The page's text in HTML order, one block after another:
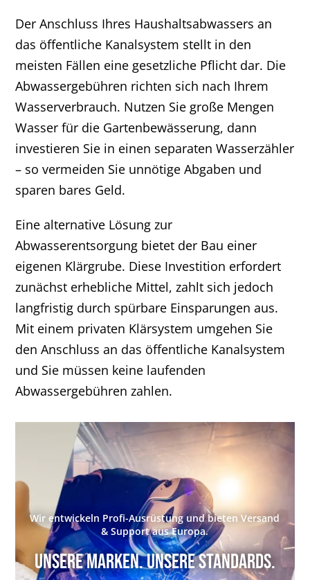
Der Anschluss Ihres Haushaltsabwassers an
das öffentliche Kanalsystem stellt in den
meisten Fällen eine gesetzliche Pflicht dar. Die
Abwassergebühren richten sich nach Ihrem
Wasserverbrauch. Nutzen Sie große Mengen
Wasser für die Gartenbewässerung, dann
investieren Sie in einen separaten Wasserzähler
– so vermeiden Sie unnötige Abgaben und
sparen bares Geld.
Eine alternative Lösung zur
Abwasserentsorgung bietet der Bau einer
eigenen Klärgrube. Diese Investition erfordert
zunächst erhebliche Mittel, zahlt sich jedoch
langfristig durch spürbare Einsparungen aus.
Mit einem privaten Klärsystem umgehen Sie
den Anschluss an das öffentliche Kanalsystem
und Sie müssen keine laufenden
Abwassergebühren zahlen.
Wir entwickeln Profi-Ausrüstung und bieten Versand
& Support aus Europa.
Unsere Marken. Unsere Standards.